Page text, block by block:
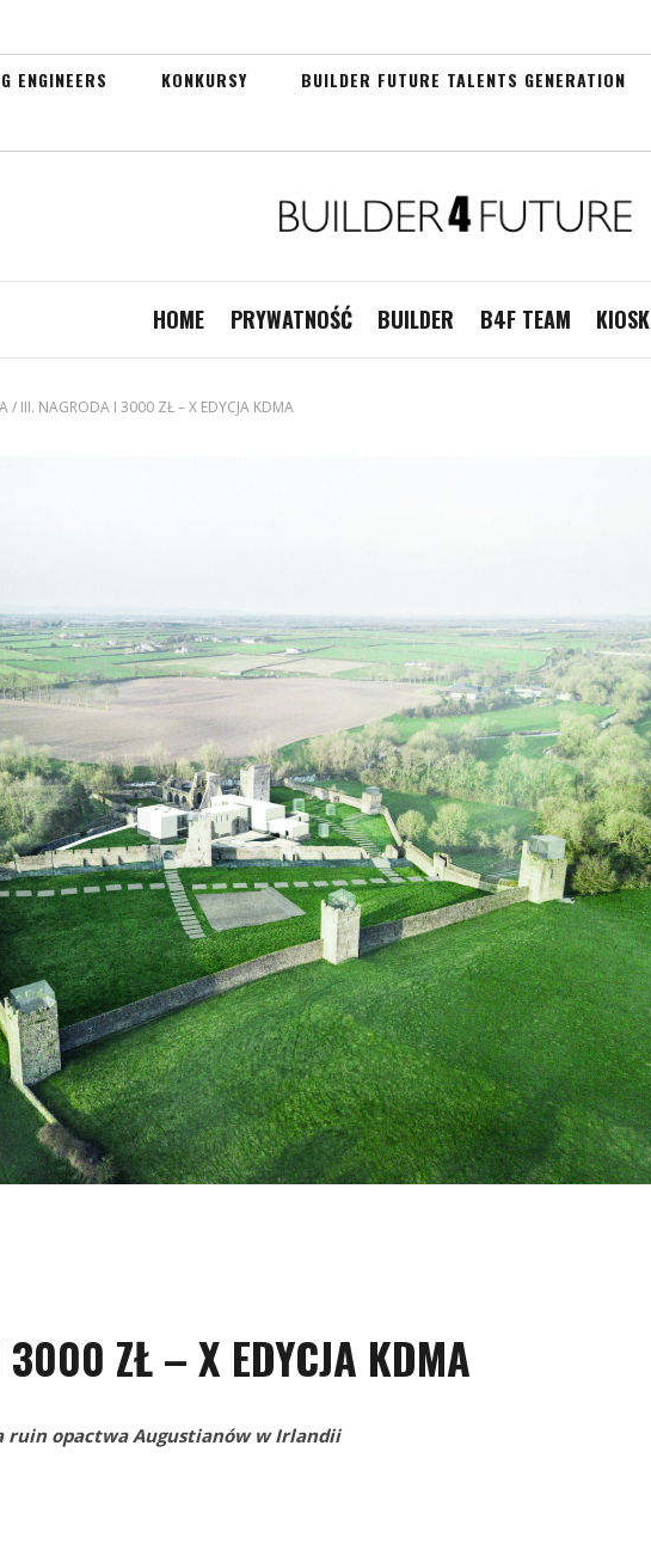
ENGINEERS KONKURSY BUILDER FUTURE TALENTS GENERATION
HOME PRYWATNOŚĆ BUILDER B4F TEAM KIOSK
/ III. NAGRODA I 3000 ZŁ – X EDYCJA KDMA
ZŁ – X EDYCJA KDMA
ruin opactwa Augustianów w Irlandii